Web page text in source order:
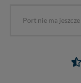
Port nie ma